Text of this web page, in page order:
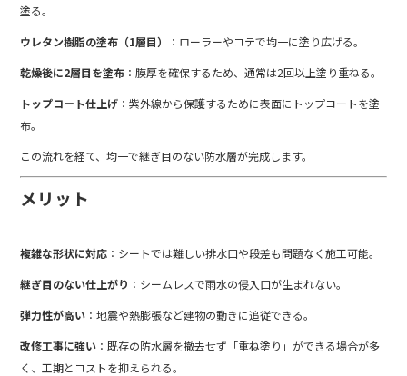
塗る。
ウレタン樹脂の塗布（1層目）
：ローラーやコテで均一に塗り広げる。
乾燥後に2層目を塗布 ：膜厚を確保するため、通常は2回以上塗り重ねる。
トップコート仕上げ ：紫外線から保護するために表面にトップコートを塗
布。
この流れを経て、均一で継ぎ目のない防水層が完成します。
メリット
複雑な形状に対応 ：シートでは難しい排水口や段差も問題なく施工可能。
継ぎ目のない仕上がり ：シームレスで雨水の侵入口が生まれない。
弾力性が高い ：地震や熱膨張など建物の動きに追従できる。
改修工事に強い ：既存の防水層を撤去せず「重ね塗り」ができる場合が多
く、工期とコストを抑えられる。